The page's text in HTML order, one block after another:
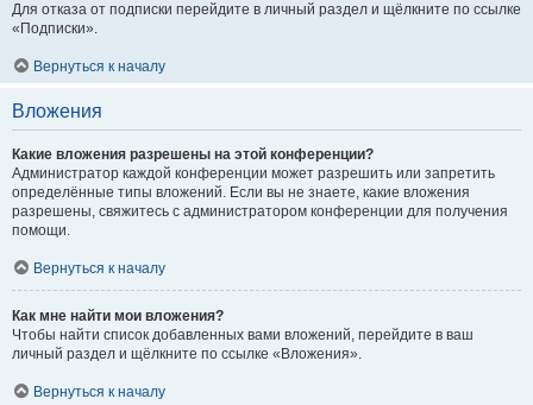
Для отказа от подписки перейдите в личный раздел и щёлкните по ссылке
«Подписки».
Вернуться к началу
Вложения
Какие вложения разрешены на этой конференции?
Администратор каждой конференции может разрешить или запретить
определённые типы вложений. Если вы не знаете, какие вложения
разрешены, свяжитесь с администратором конференции для получения
помощи.
Вернуться к началу
Как мне найти мои вложения?
Чтобы найти список добавленных вами вложений, перейдите в ваш
личный раздел и щёлкните по ссылке «Вложения».
Вернуться к началу